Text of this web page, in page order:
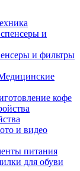
и фильтры
кофе
и видео
питания
для обуви